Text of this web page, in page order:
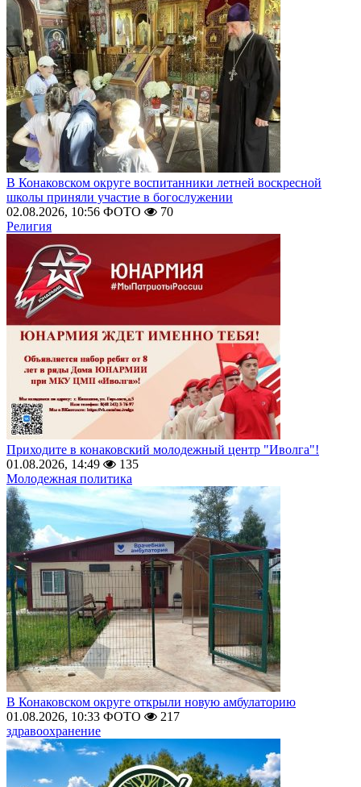
В Конаковском округе воспитанники летней воскресной
школы приняли участие в богослужении
02.08.2026, 10:56 ФОТО
70
Религия
Приходите в конаковский молодежный центр "Иволга"!
01.08.2026, 14:49
135
Молодежная политика
В Конаковском округе открыли новую амбулаторию
01.08.2026, 10:33 ФОТО
217
здравоохранение